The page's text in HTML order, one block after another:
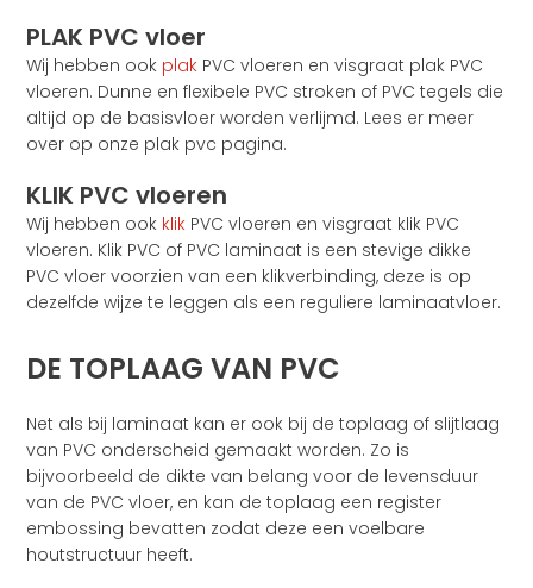
PLAK PVC vloer
Wij hebben ook plak PVC vloeren en visgraat plak PVC
vloeren. Dunne en flexibele PVC stroken of PVC tegels die
altijd op de basisvloer worden verlijmd. Lees er meer
over op onze plak pvc pagina.
KLIK PVC vloeren
Wij hebben ook klik PVC vloeren en visgraat klik PVC
vloeren. Klik PVC of PVC laminaat is een stevige dikke
PVC vloer voorzien van een klikverbinding, deze is op
dezelfde wijze te leggen als een reguliere laminaatvloer.
DE TOPLAAG VAN PVC
Net als bij laminaat kan er ook bij de toplaag of slijtlaag
van PVC onderscheid gemaakt worden. Zo is
bijvoorbeeld de dikte van belang voor de levensduur
van de PVC vloer, en kan de toplaag een register
embossing bevatten zodat deze een voelbare
houtstructuur heeft.